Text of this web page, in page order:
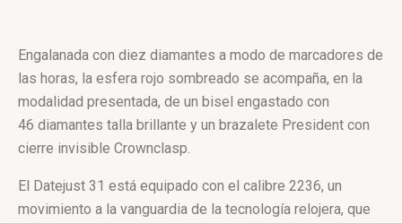
Engalanada con diez diamantes a modo de marcadores de
las horas, la esfera rojo sombreado se acompaña, en la
modalidad presentada, de un bisel engastado con
46 diamantes talla brillante y un brazalete President con
cierre invisible Crownclasp.
El Datejust 31 está equipado con el calibre 2236, un
movimiento a la vanguardia de la tecnología relojera, que